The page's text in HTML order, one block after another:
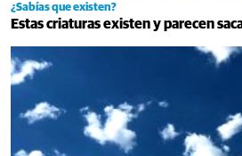
¿Sabías que existen?
Estas criaturas existen y parecen